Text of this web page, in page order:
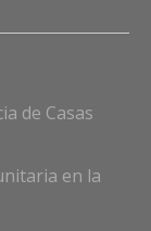
de Casas
en la